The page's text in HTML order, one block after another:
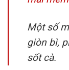
Một số
giòn bì,
sốt cà.